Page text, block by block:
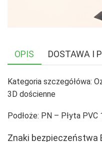
OPIS DOSTAWA I
Kategoria szczegółówa:
3D dościenne
Podłoże: PN – Płyta
Znaki bezpieczeństwa